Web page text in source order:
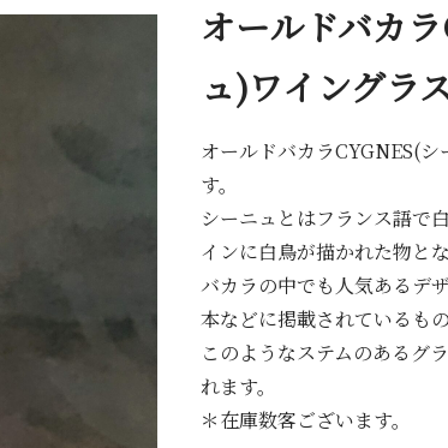
オールドバカ
ュ)ワイングラ
オールドバカラCYGNES(
す。
シーニュとはフランス語で
インに白鳥が描かれた物と
バカラの中でも人気あるデ
本などに掲載されているも
このようなステムのあるグ
れます。
＊在庫数客ございます。